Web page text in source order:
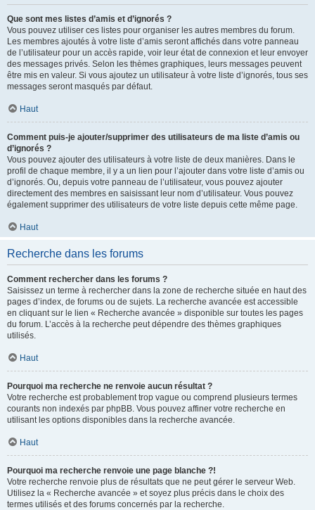
Que sont mes listes d’amis et d’ignorés ?
Vous pouvez utiliser ces listes pour organiser les autres membres du forum.
Les membres ajoutés à votre liste d’amis seront affichés dans votre panneau
de l’utilisateur pour un accès rapide, voir leur état de connexion et leur envoyer
des messages privés. Selon les thèmes graphiques, leurs messages peuvent
être mis en valeur. Si vous ajoutez un utilisateur à votre liste d’ignorés, tous ses
messages seront masqués par défaut.
Haut
Comment puis-je ajouter/supprimer des utilisateurs de ma liste d’amis ou
d’ignorés ?
Vous pouvez ajouter des utilisateurs à votre liste de deux manières. Dans le
profil de chaque membre, il y a un lien pour l’ajouter dans votre liste d’amis ou
d’ignorés. Ou, depuis votre panneau de l’utilisateur, vous pouvez ajouter
directement des membres en saisissant leur nom d’utilisateur. Vous pouvez
également supprimer des utilisateurs de votre liste depuis cette même page.
Haut
Recherche dans les forums
Comment rechercher dans les forums ?
Saisissez un terme à rechercher dans la zone de recherche située en haut des
pages d’index, de forums ou de sujets. La recherche avancée est accessible
en cliquant sur le lien « Recherche avancée » disponible sur toutes les pages
du forum. L’accès à la recherche peut dépendre des thèmes graphiques
utilisés.
Haut
Pourquoi ma recherche ne renvoie aucun résultat ?
Votre recherche est probablement trop vague ou comprend plusieurs termes
courants non indexés par phpBB. Vous pouvez affiner votre recherche en
utilisant les options disponibles dans la recherche avancée.
Haut
Pourquoi ma recherche renvoie une page blanche ?!
Votre recherche renvoie plus de résultats que ne peut gérer le serveur Web.
Utilisez la « Recherche avancée » et soyez plus précis dans le choix des
termes utilisés et des forums concernés par la recherche.